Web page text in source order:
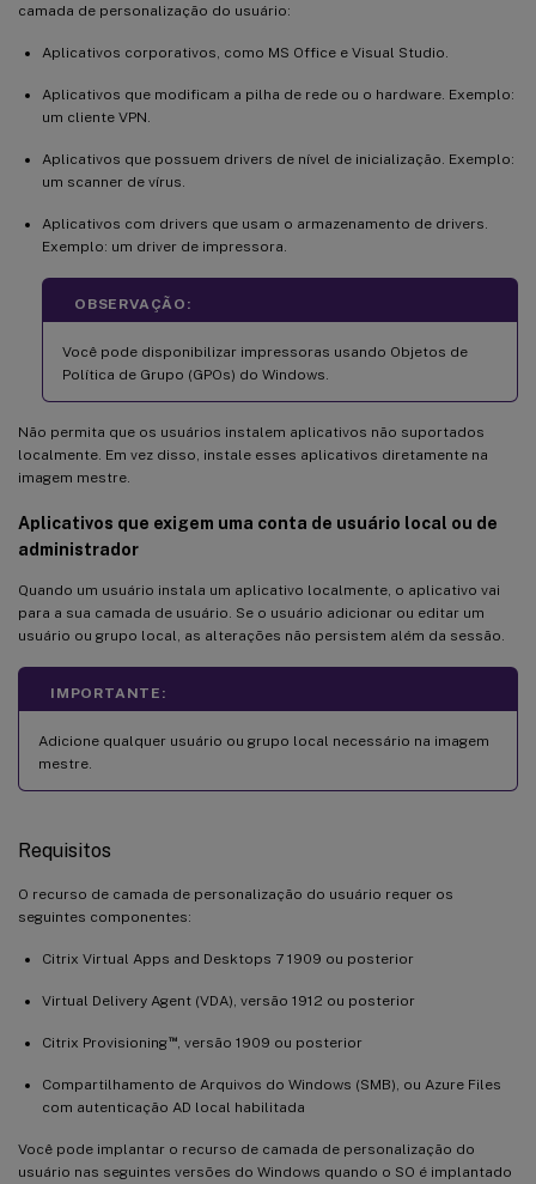
camada de personalização do usuário:
Aplicativos corporativos, como MS Office e Visual Studio.
Aplicativos que modificam a pilha de rede ou o hardware. Exemplo:
um cliente VPN.
Aplicativos que possuem drivers de nível de inicialização. Exemplo:
um scanner de vírus.
Aplicativos com drivers que usam o armazenamento de drivers.
Exemplo: um driver de impressora.
OBSERVAÇÃO:
Você pode disponibilizar impressoras usando Objetos de
Política de Grupo (GPOs) do Windows.
Não permita que os usuários instalem aplicativos não suportados
localmente. Em vez disso, instale esses aplicativos diretamente na
imagem mestre.
Aplicativos que exigem uma conta de usuário local ou de
administrador
Quando um usuário instala um aplicativo localmente, o aplicativo vai
para a sua camada de usuário. Se o usuário adicionar ou editar um
usuário ou grupo local, as alterações não persistem além da sessão.
IMPORTANTE:
Adicione qualquer usuário ou grupo local necessário na imagem
mestre.
Requisitos
O recurso de camada de personalização do usuário requer os
seguintes componentes:
Citrix Virtual Apps and Desktops 7 1909 ou posterior
Virtual Delivery Agent (VDA), versão 1912 ou posterior
Citrix Provisioning™, versão 1909 ou posterior
Compartilhamento de Arquivos do Windows (SMB), ou Azure Files
com autenticação AD local habilitada
Você pode implantar o recurso de camada de personalização do
usuário nas seguintes versões do Windows quando o SO é implantado